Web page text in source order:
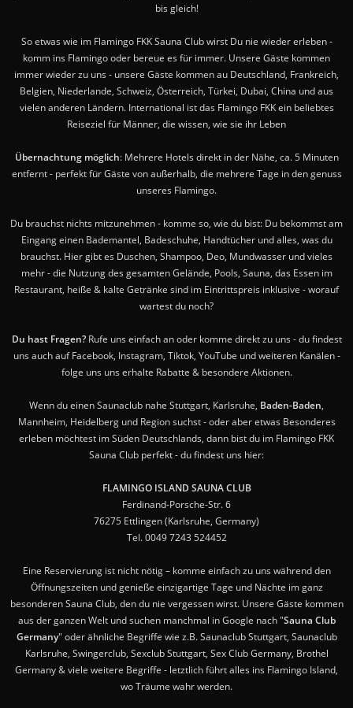
bis gleich!
So etwas wie im Flamingo FKK Sauna Club wirst Du nie wieder erleben -
komm ins Flamingo oder bereue es für immer. Unsere Gäste kommen
immer wieder zu uns - unsere Gäste kommen au Deutschland, Frankreich,
Belgien, Niederlande, Schweiz, Österreich, Türkei, Dubai, China und aus
vielen anderen Ländern. International ist das Flamingo FKK ein beliebtes
Reiseziel für Männer, die wissen, wie sie ihr Leben
Übernachtung möglich: Mehrere Hotels direkt in der Nähe, ca. 5 Minuten
entfernt - perfekt für Gäste von außerhalb, die mehrere Tage in den genuss
unseres Flamingo.
Du brauchst nichts mitzunehmen - komme so, wie du bist: Du bekommst am
Eingang einen Bademantel, Badeschuhe, Handtücher und alles, was du
brauchst. Hier gibt es Duschen, Shampoo, Deo, Mundwasser und vieles
mehr - die Nutzung des gesamten Gelände, Pools, Sauna, das Essen im
Restaurant, heiße & kalte Getränke sind im Eintrittspreis inklusive - worauf
wartest du noch?
Du hast Fragen?Rufe uns einfach an oder komme direkt zu uns - du findest
uns auch auf Facebook, Instagram, Tiktok, YouTube und weiteren Kanälen -
folge uns uns erhalte Rabatte & besondere Aktionen.
Wenn du einen Saunaclub nahe Stuttgart, Karlsruhe, Baden-Baden,
Mannheim, Heidelberg und Region suchst - oder aber etwas Besonderes
erleben möchtest im Süden Deutschlands, dann bist du im Flamingo FKK
Sauna Club perfekt - du findest uns hier:
FLAMINGO ISLAND SAUNA CLUB
Ferdinand-Porsche-Str. 6
76275 Ettlingen (Karlsruhe, Germany)
Tel. 0049 7243 524452
Eine Reservierung ist nicht nötig – komme einfach zu uns während den
Öffnungszeiten und genieße einzigartige Tage und Nächte im ganz
besonderen Sauna Club, den du nie vergessen wirst. Unsere Gäste kommen
aus der ganzen Welt und suchen manchmal in Google nach "Sauna Club
Germany" oder ähnliche Begriffe wie z.B. Saunaclub Stuttgart, Saunaclub
Karlsruhe, Swingerclub, Sexclub Stuttgart, Sex Club Germany, Brothel
Germany & viele weitere Begriffe - letztlich führt alles ins Flamingo Island,
wo Träume wahr werden.